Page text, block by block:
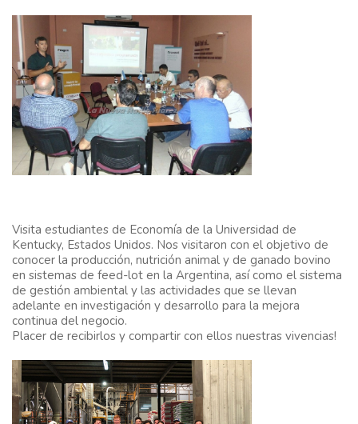
Visita estudiantes de Economía de la Universidad de
Kentucky, Estados Unidos. Nos visitaron con el objetivo de
conocer la producción, nutrición animal y de ganado bovino
en sistemas de feed-lot en la Argentina, así como el sistema
de gestión ambiental y las actividades que se llevan
adelante en investigación y desarrollo para la mejora
continua del negocio.
Placer de recibirlos y compartir con ellos nuestras vivencias!